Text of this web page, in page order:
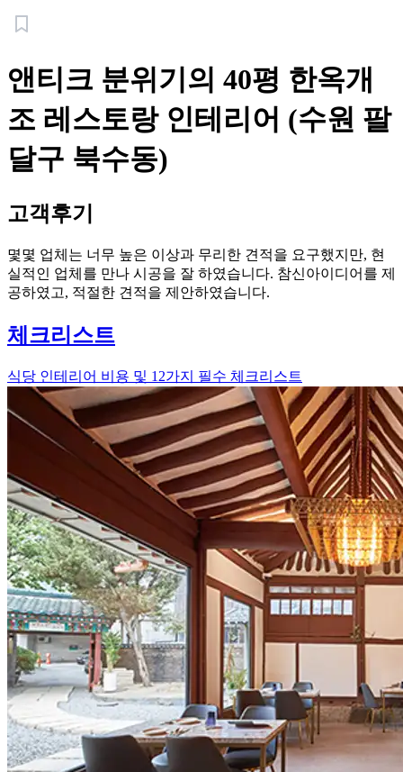
앤티크 분위기의 40평 한옥개
조 레스토랑 인테리어 (수원 팔
달구 북수동)
고객후기
몇몇 업체는 너무 높은 이상과 무리한 견적을 요구했지만, 현
실적인 업체를 만나 시공을 잘 하였습니다. 참신아이디어를 제
공하였고, 적절한 견적을 제안하였습니다.
체크리스트
식당 인테리어 비용 및 12가지 필수 체크리스트